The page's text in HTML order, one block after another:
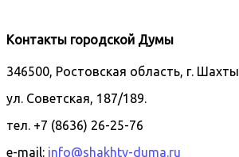
Контакты городской Думы
346500, Ростовская область, г. Шахты,
ул. Советская, 187/189.
тел. +7 (8636) 26-25-76
e-mail: info@shakhty-duma.ru